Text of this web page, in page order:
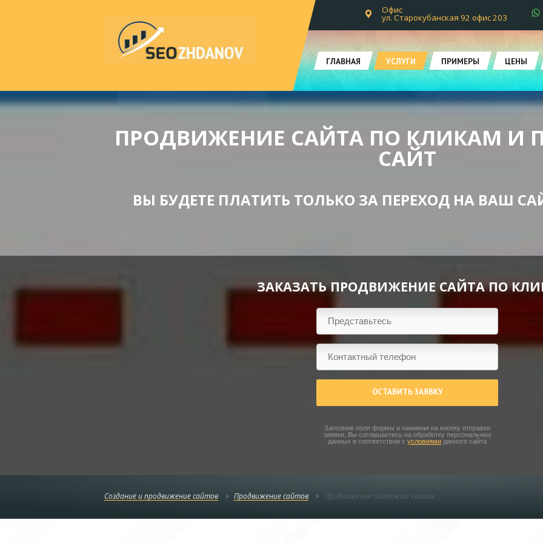
Офис
ул. Старокубанская 92 офис 203
ГЛАВНАЯ УСЛУГИ ПРИМЕРЫ ЦЕНЫ
ПРОДВИЖЕНИЕ САЙТА ПО КЛИКАМ И
САЙТ
ВЫ БУДЕТЕ ПЛАТИТЬ ТОЛЬКО ЗА ПЕРЕХОД НА ВАШ
ЗАКАЗАТЬ ПРОДВИЖЕНИЕ САЙТА ПО
ОСТАВИТЬ ЗАЯВКУ
Заполнив поля формы и нажимая на кнопку отправки
заявки, Вы соглашаетесь на обработку персональных
данных в соответствии с условиями данного сайта
Создание и продвижение сайтов Продвижение сайтов Продвижение сайтов по кликам